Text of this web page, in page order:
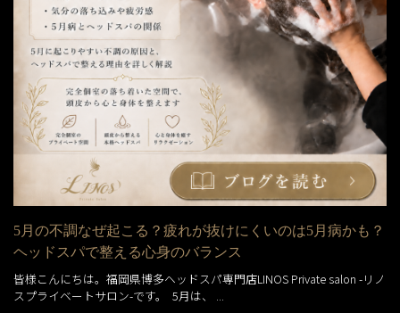
5月の不調なぜ起こる？疲れが抜けにくいのは5月病かも？
ヘッドスパで整える心身のバランス
皆様こんにちは。福岡県博多ヘッドスパ専門店LINOS Private salon -リノ
スプライベートサロン-です。 5月は、 ...